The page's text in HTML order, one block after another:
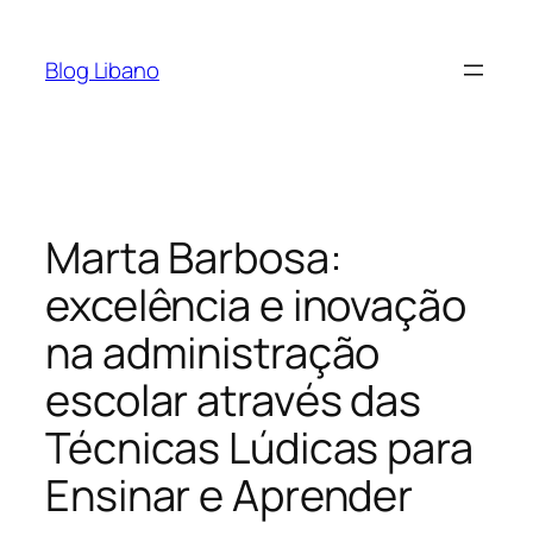
Blog Libano
Marta Barbosa:
excelência e inovação
na administração
escolar através das
Técnicas Lúdicas para
Ensinar e Aprender